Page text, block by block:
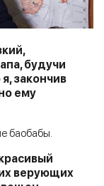
будучи
закончив
ему
баобабы.
верующих